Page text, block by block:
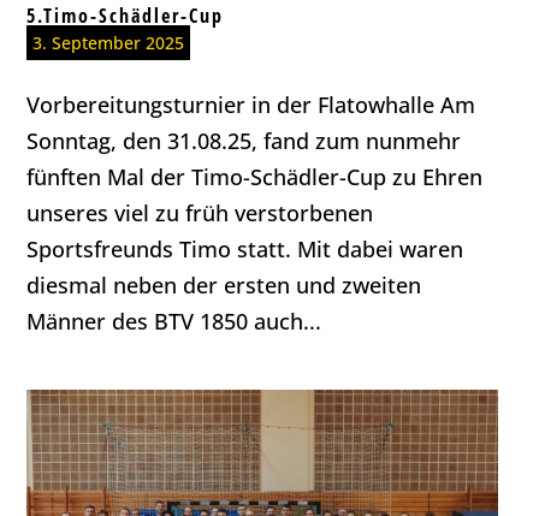
5.Timo-Schädler-Cup
3. September 2025
Vorbereitungsturnier in der Flatowhalle Am
Sonntag, den 31.08.25, fand zum nunmehr
fünften Mal der Timo-Schädler-Cup zu Ehren
unseres viel zu früh verstorbenen
Sportsfreunds Timo statt. Mit dabei waren
diesmal neben der ersten und zweiten
Männer des BTV 1850 auch...